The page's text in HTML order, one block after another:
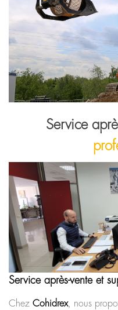
Service
Service après-vente et
Chez Cohidrex, nous